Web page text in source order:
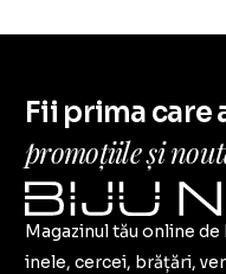
Fii prima care
promoțiile și
Magazinul tău online
inele, cercei, brățări,